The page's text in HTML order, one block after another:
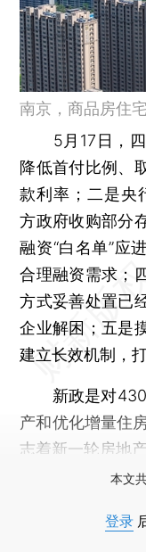
南京，商品房住
5月17日，四
降低首付比例、
款利率；二是央
方政府收购部分
融资“白名单”应
合理融资需求；
方式妥善处置已
企业解困；五是
建立长效机制，
新政是对430
产和优化增量住
志着新一轮房地
本文
登录